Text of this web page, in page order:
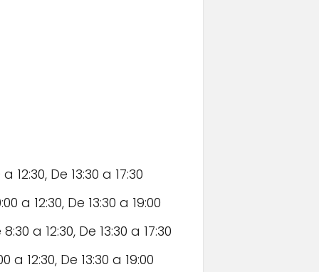
12:30, De 13:30 a 17:30
a 12:30, De 13:30 a 19:00
a 12:30, De 13:30 a 17:30
a 12:30, De 13:30 a 19:00